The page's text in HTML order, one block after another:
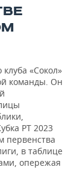
«Сокол»
команды. Он
РТ 2023
первенства
в таблице
опережая